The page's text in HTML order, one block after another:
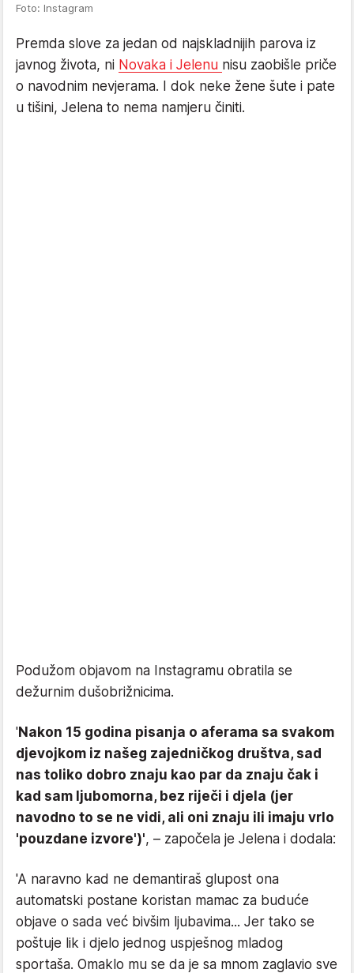
Foto: Instagram
Premda slove za jedan od najskladnijih parova iz
javnog života, ni Novaka i Jelenu nisu zaobišle priče
o navodnim nevjerama. I dok neke žene šute i pate
u tišini, Jelena to nema namjeru činiti.
Podužom objavom na Instagramu obratila se
dežurnim dušobrižnicima.
'Nakon 15 godina pisanja o aferama sa svakom
djevojkom iz našeg zajedničkog društva, sad
nas toliko dobro znaju kao par da znaju čak i
kad sam ljubomorna, bez riječi i djela (jer
navodno to se ne vidi, ali oni znaju ili imaju vrlo
'pouzdane izvore')', – započela je Jelena i dodala:
'A naravno kad ne demantiraš glupost ona
automatski postane koristan mamac za buduće
objave o sada već bivšim ljubavima... Jer tako se
poštuje lik i djelo jednog uspješnog mladog
sportaša. Omaklo mu se da je sa mnom zaglavio sve